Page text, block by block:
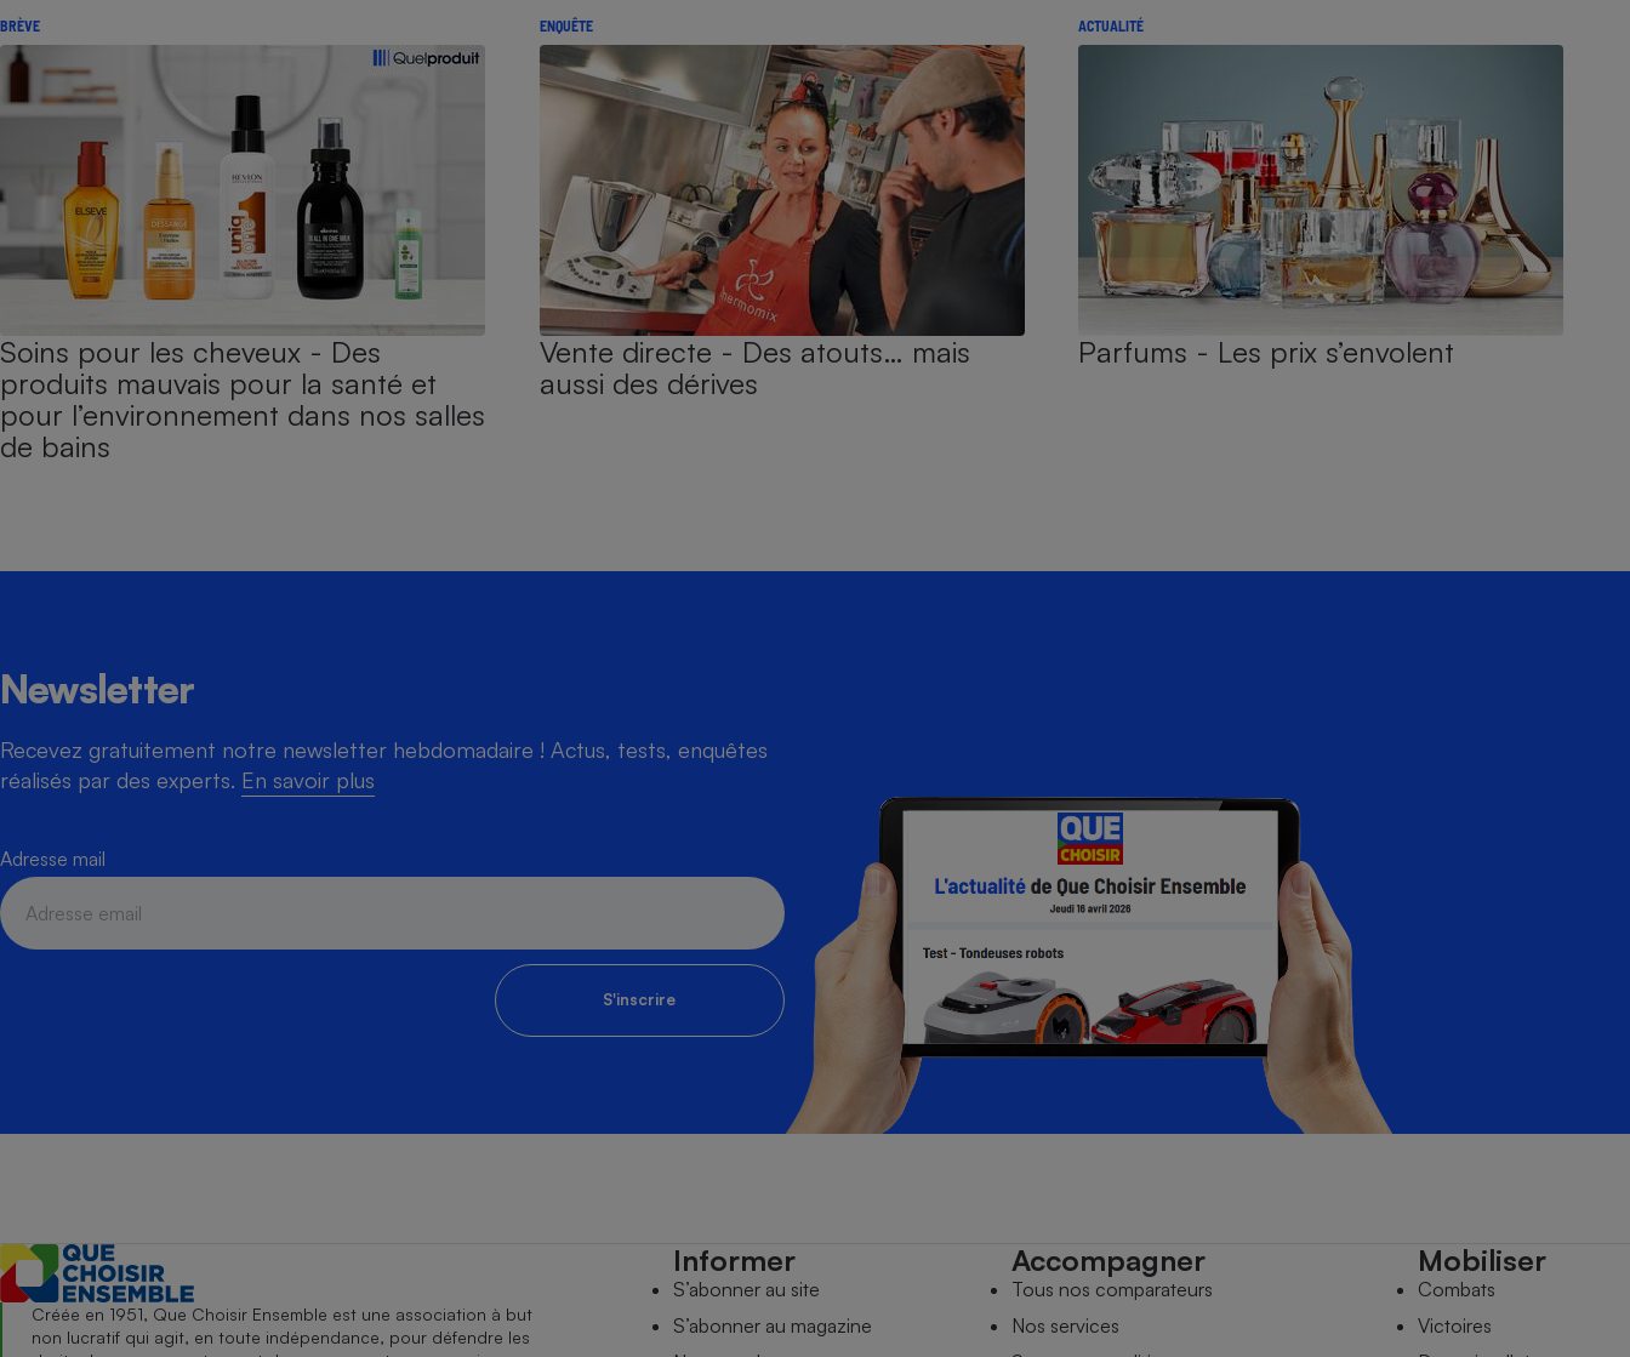
BRÈVE
Soins pour les cheveux - Des
produits mauvais pour la santé et
pour l’environnement dans nos salles
de bains
ENQUÊTE
Vente directe - Des atouts… mais
aussi des dérives
ACTUALITÉ
Parfums - Les prix s’envolent
Newsletter
Recevez gratuitement notre newsletter hebdomadaire ! Actus, tests, enquêtes
réalisés par des experts. En savoir plus
Adresse mail
S'inscrire
Créée en 1951, Que Choisir Ensemble est une association à but
non lucratif qui agit, en toute indépendance, pour défendre les
Informer
S’abonner au site
S’abonner au magazine
Accompagner
Tous nos comparateurs
Nos services
Mobiliser
Combats
Victoires